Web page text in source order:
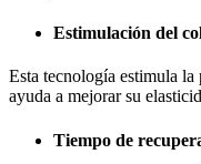
Estimulación del
Esta tecnología estimula
ayuda a mejorar su
Tiempo de